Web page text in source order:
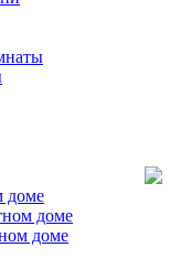
доме
доме
доме